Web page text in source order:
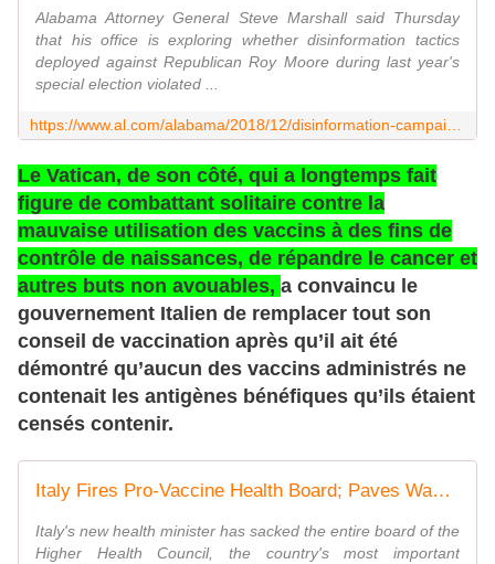
Alabama Attorney General Steve Marshall said Thursday
that his office is exploring whether disinformation tactics
deployed against Republican Roy Moore during last year's
special election violated ...
Le Vatican, de son côté, qui a longtemps fait
figure de combattant solitaire contre la
mauvaise utilisation des vaccins à des fins de
contrôle de naissances, de répandre le cancer et
autres buts non avouables, a convaincu le
gouvernement Italien de remplacer tout son
conseil de vaccination après qu’il ait été
démontré qu’aucun des vaccins administrés ne
contenait les antigènes bénéfiques qu’ils étaient
censés contenir.
Italy Fires Pro-Vaccine Health Board; Paves Way To Ban 'Dangerous Vaccines'
Italy's new health minister has sacked the entire board of the
Higher Health Council, the country's most important